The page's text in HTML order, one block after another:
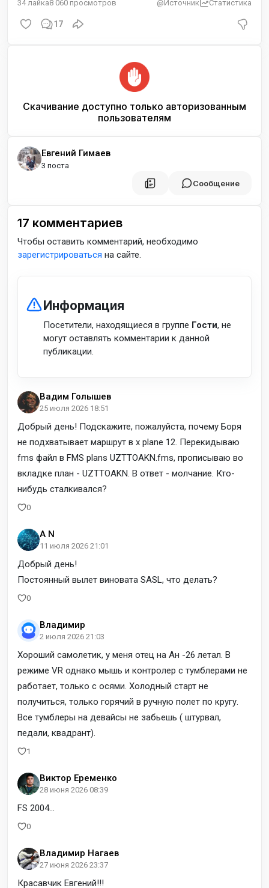
34лайка8 060 просмотров @Источник Статистика
17
Скачивание доступно только авторизованным
пользователям
Евгений Гимаев
3 поста
Сообщение
17 комментариев
Чтобы оставить комментарий, необходимо
зарегистрироваться на сайте.
Информация
Посетители, находящиеся в группе Гости, не
могут оставлять комментарии к данной
публикации.
Вадим Голышев
25 июля 2026 18:51
Добрый день! Подскажите, пожалуйста, почему Боря
не подхватывает маршрут в x plane 12. Перекидываю
fms файл в FMS plans UZTTOAKN.fms, прописываю во
вкладке план - UZTTOAKN. В ответ - молчание. Кто-
нибудь сталкивался?
0
A N
11 июля 2026 21:01
Добрый день!
Постоянный вылет виновата SASL, что делать?
0
Владимир
2 июля 2026 21:03
Хороший самолетик, у меня отец на Ан -26 летал. В
режиме VR однако мышь и контролер с тумблерами не
работает, только с осями. Холодный старт не
получиться, только горячий в ручную полет по кругу.
Все тумблеры на девайсы не забьешь ( штурвал,
педали, квадрант).
1
Виктор Еременко
28 июня 2026 08:39
FS 2004...
0
Владимир Нагаев
27 июня 2026 23:37
Красавчик Евгений!!!